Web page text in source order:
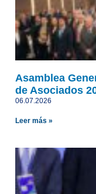
Asamblea
de Asociados
06.07.2026
Leer más »